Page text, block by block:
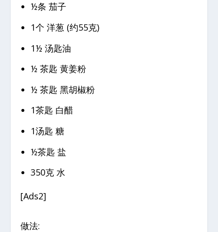
½条 茄子
1个 洋葱 (约55克)
1½ 汤匙油
½ 茶匙 黄姜粉
½ 茶匙 黑胡椒粉
1茶匙 白醋
1汤匙 糖
½茶匙 盐
350克 水
[Ads2]
做法: